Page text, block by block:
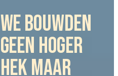
WE BOUWDEN
GEEN HOGER
HEK MAAR